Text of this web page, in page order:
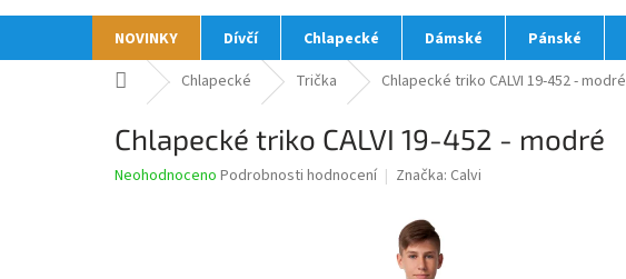
NOVINKY Dívčí Chlapecké Dámské Pánské
Domů Chlapecké Trička Chlapecké triko CALVI 19-452 - modré
Chlapecké triko CALVI 19-452 - modré
Průměrné
Neohodnoceno Podrobnosti hodnocení Značka: Calvi